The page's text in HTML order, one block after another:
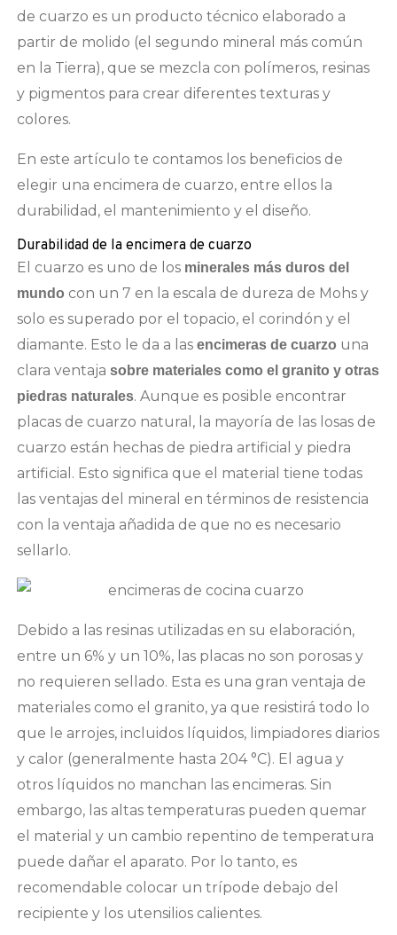
de cuarzo es un producto técnico elaborado a
partir de molido (el segundo mineral más común
en la Tierra), que se mezcla con polímeros, resinas
y pigmentos para crear diferentes texturas y
colores.
En este artículo te contamos los beneficios de
elegir una encimera de cuarzo, entre ellos la
durabilidad, el mantenimiento y el diseño.
Durabilidad de la encimera de cuarzo
El cuarzo es uno de los minerales más duros del
mundo con un 7 en la escala de dureza de Mohs y
solo es superado por el topacio, el corindón y el
diamante. Esto le da a las encimeras de cuarzo una
clara ventaja sobre materiales como el granito y otras
piedras naturales. Aunque es posible encontrar
placas de cuarzo natural, la mayoría de las losas de
cuarzo están hechas de piedra artificial y piedra
artificial. Esto significa que el material tiene todas
las ventajas del mineral en términos de resistencia
con la ventaja añadida de que no es necesario
sellarlo.
Debido a las resinas utilizadas en su elaboración,
entre un 6% y un 10%, las placas no son porosas y
no requieren sellado. Esta es una gran ventaja de
materiales como el granito, ya que resistirá todo lo
que le arrojes, incluidos líquidos, limpiadores diarios
y calor (generalmente hasta 204 °C). El agua y
otros líquidos no manchan las encimeras. Sin
embargo, las altas temperaturas pueden quemar
el material y un cambio repentino de temperatura
puede dañar el aparato. Por lo tanto, es
recomendable colocar un trípode debajo del
recipiente y los utensilios calientes.